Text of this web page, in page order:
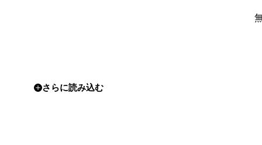
さらに読み込む